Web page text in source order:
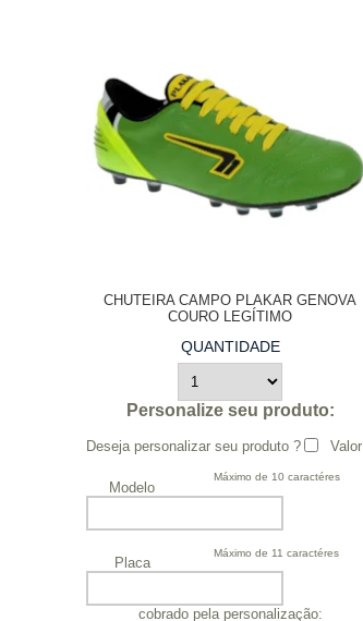
CHUTEIRA CAMPO PLAKAR GENOVA
COURO LEGÍTIMO
QUANTIDADE
Personalize seu produto:
Deseja personalizar seu produto ?
Modelo
Máximo de 10 caractéres
Placa
Máximo de 11 caractéres
Valor
cobrado pela personalização: